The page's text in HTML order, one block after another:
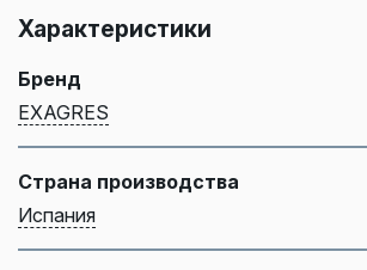
Характеристики
Бренд
EXAGRES
Страна производства
Испания